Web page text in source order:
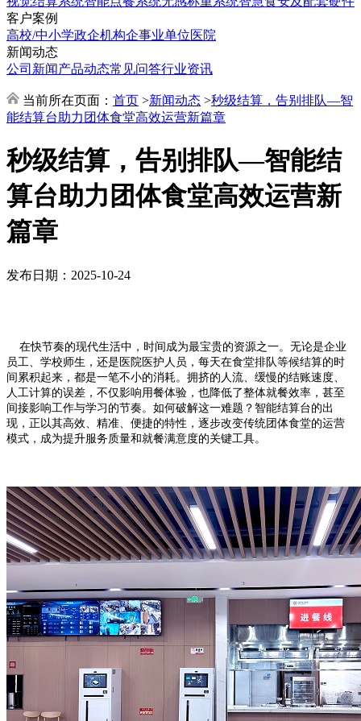
客户案例
高校/中小学政企机构企事业单位医院
新闻动态
公司新闻产品动态常见问答行业资讯
当前所在页面： 首页 >新闻动态 >秒级结算，告别排队—智
能结算台助力团体食堂高效运营新篇章
秒级结算，告别排队—智能结
算台助力团体食堂高效运营新
篇章
发布日期：2025-10-24
在快节奏的现代生活中，时间成为最宝贵的资源之一。无论是企业
员工、学校师生，还是医院医护人员，每天在食堂排队等候结算的时
间累积起来，都是一笔不小的消耗。拥挤的人流、缓慢的结账速度、
人工计算的误差，不仅影响用餐体验，也降低了整体就餐效率，甚至
间接影响工作与学习的节奏。如何破解这一难题？智能结算台的出
现，正以其高效、精准、便捷的特性，逐步改变传统团体食堂的运营
模式，成为提升服务质量和就餐满意度的关键工具。